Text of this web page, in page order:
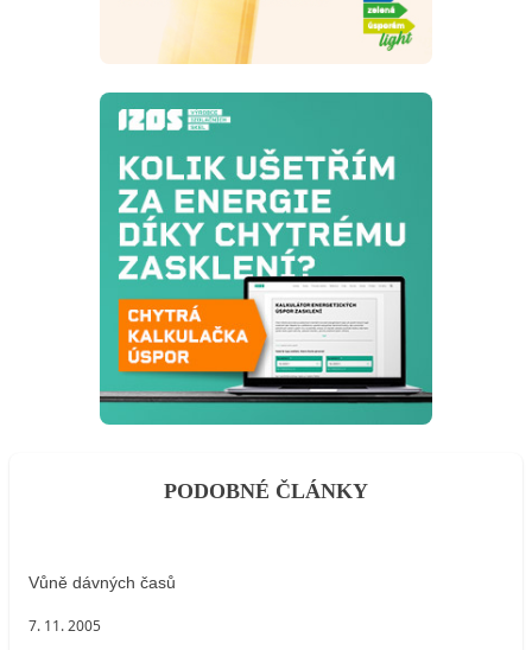
PODOBNÉ ČLÁNKY
Vůně dávných časů
7. 11. 2005